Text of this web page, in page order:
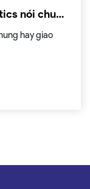
nói chung
hay thuê
hay giao